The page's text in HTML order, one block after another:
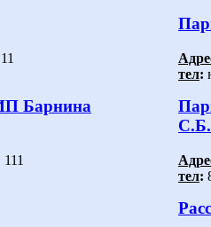
тел:
Барнина
С.Б.
тел: